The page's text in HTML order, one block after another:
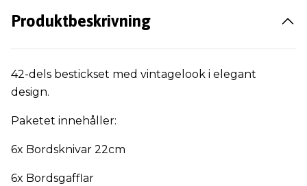
Produktbeskrivning
42-dels bestickset med vintagelook i elegant
design.
Paketet innehåller:
6x Bordsknivar 22cm
6x Bordsgafflar